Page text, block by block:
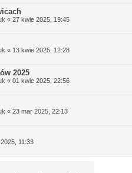
« 27 kwie 2025, 19:45
« 13 kwie 2025, 12:28
2025
« 01 kwie 2025, 22:56
« 23 mar 2025, 22:13
11:33